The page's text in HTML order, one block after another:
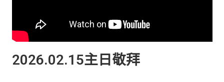
2026.02.15主日敬拜